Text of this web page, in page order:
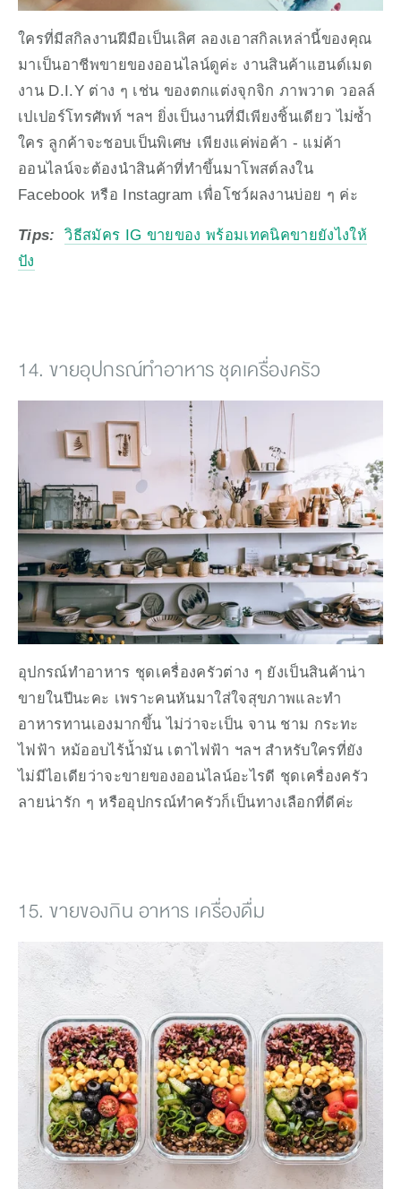
ใครที่มีสกิลงานฝีมือเป็นเลิศ ลองเอาสกิลเหล่านี้ของคุณ
มาเป็นอาชีพขายของออนไลน์ดูค่ะ งานสินค้าแฮนด์เมด
งาน D.I.Y ต่าง ๆ เช่น ของตกแต่งจุกจิก ภาพวาด วอลล์
เปเปอร์โทรศัพท์ ฯลฯ ยิ่งเป็นงานที่มีเพียงชิ้นเดียว ไม่ซ้ำ
ใคร ลูกค้าจะชอบเป็นพิเศษ เพียงแค่พ่อค้า - แม่ค้า
ออนไลน์จะต้องนำสินค้าที่ทำขึ้นมาโพสต์ลงใน
Facebook หรือ Instagram เพื่อโชว์ผลงานบ่อย ๆ ค่ะ
Tips:
วิธีสมัคร IG ขายของ พร้อมเทคนิคขายยังไงให้
ปัง
14. ขายอุปกรณ์ทำอาหาร ชุดเครื่องครัว
อุปกรณ์ทำอาหาร ชุดเครื่องครัวต่าง ๆ ยังเป็นสินค้าน่า
ขายในปีนะคะ เพราะคนหันมาใส่ใจสุขภาพและทำ
อาหารทานเองมากขึ้น ไม่ว่าจะเป็น จาน ชาม กระทะ
ไฟฟ้า หม้ออบไร้น้ำมัน เตาไฟฟ้า ฯลฯ สำหรับใครที่ยัง
ไม่มีไอเดียว่าจะขายของออนไลน์อะไรดี ชุดเครื่องครัว
ลายน่ารัก ๆ หรืออุปกรณ์ทำครัวก็เป็นทางเลือกที่ดีค่ะ
15. ขายของกิน อาหาร เครื่องดื่ม